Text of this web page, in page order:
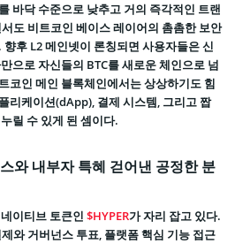
바닥 수준으로 낮추고 거의 즉각적인 트랜
도 비트코인 베이스 레이어의 촘촘한 보안
후 L2 메인넷이 론칭되면 사용자들은 신
으로 자신들의 BTC를 새로운 체인으로 넘
코인 메인 블록체인에서는 상상하기도 힘
리케이션(dApp), 결제 시스템, 그리고 짭
릴 수 있게 된 셈이다.
와 내부자 특혜 걷어낸 공정한 분
이티브 토큰인 $HYPER가 자리 잡고 있다.
와 거버넌스 투표, 플랫폼 핵심 기능 접근